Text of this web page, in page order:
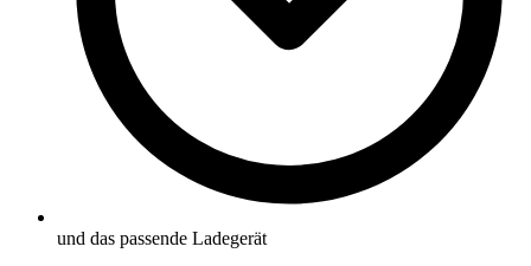
und das passende Ladegerät